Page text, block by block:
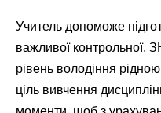
Учитель допоможе
важливої контрольної,
рівень володіння
ціль вивчення